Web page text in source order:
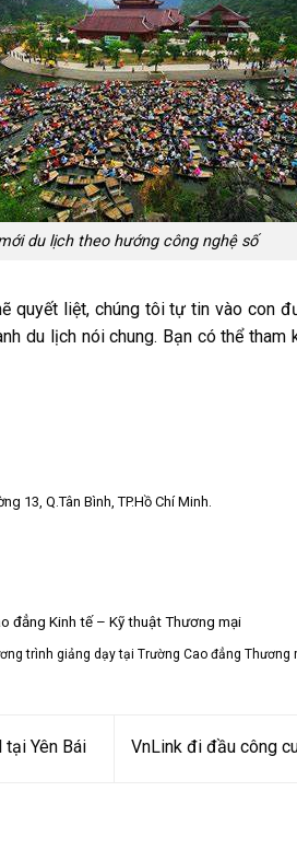
du lịch theo hướng công nghệ số
quyết liệt, chúng tôi tự tin vào con
du lịch nói chung. Bạn có thể
Q.Tân Bình, TP.Hồ Chí Minh.
đẳng Kinh tế – Kỹ thuật Thương mại
trình giảng dạy tại Trường Cao đẳng Thương
tại Yên Bái VnLink đi đầu công